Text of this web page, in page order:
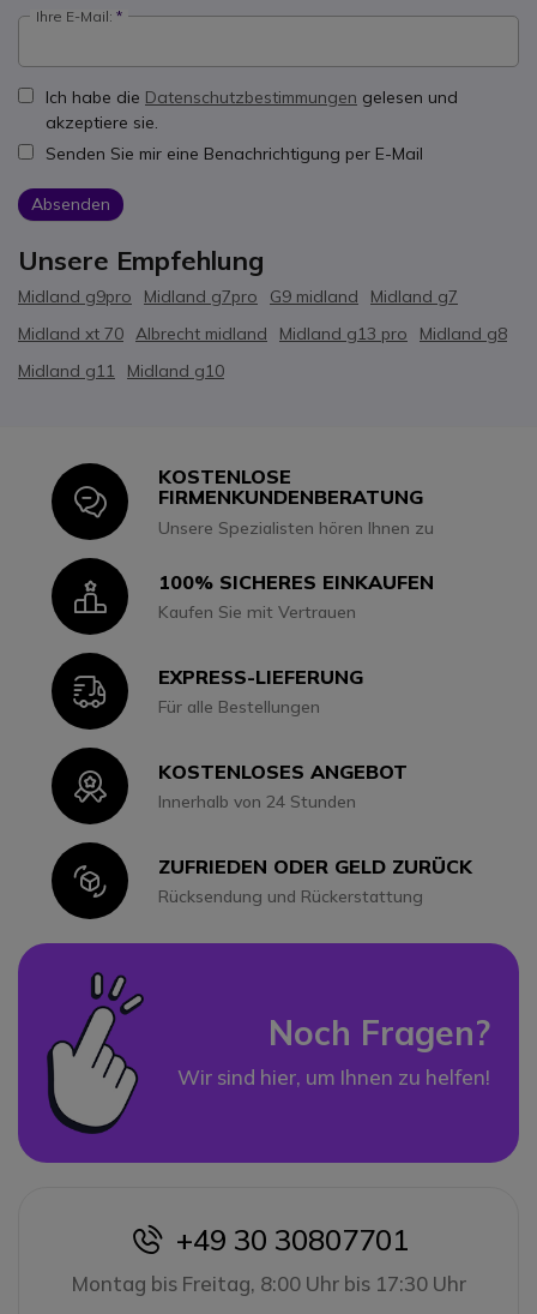
Ihre E-Mail:
Ich habe die Datenschutzbestimmungen gelesen und
akzeptiere sie.
Senden Sie mir eine Benachrichtigung per E-Mail
Absenden
Unsere Empfehlung
Midland g9pro Midland g7pro G9 midland
Midland g7
Midland xt 70 Albrecht midland Midland g13 pro
Midland g8
Midland g11
Midland g10
Icon
KOSTENLOSE
FIRMENKUNDENBERATUNG
Unsere Spezialisten hören Ihnen zu
Icon100% SICHERES EINKAUFEN
Kaufen Sie mit Vertrauen
IconEXPRESS-LIEFERUNG
Für alle Bestellungen
IconKOSTENLOSES ANGEBOT
Innerhalb von 24 Stunden
IconZUFRIEDEN ODER GELD ZURÜCK
Rücksendung und Rückerstattung
Noch Fragen?
Wir sind hier, um Ihnen zu helfen!
icon
+49 30 30807701
Montag bis Freitag, 8:00 Uhr bis 17:30 Uhr